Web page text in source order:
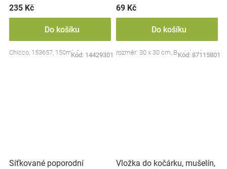
235 Kč
Do košíku
Chicco, 153657, 150ml, 0m+
Kód: 14429301
69 Kč
Do košíku
rozměr: 30 x 30 cm, Bocioland
Kód: 87115801
Síťkované poporodní
Vložka do kočárku, mušelín,